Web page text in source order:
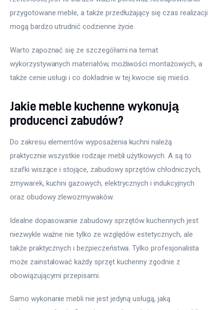
przygotowane meble, a także przedłużający się czas realizacji
mogą bardzo utrudnić codzienne życie.
Warto zapoznać się ze szczegółami na temat
wykorzystywanych materiałów, możliwości montażowych, a
także cenie usługi i co dokładnie w tej kwocie się mieści.
Jakie meble kuchenne wykonują
producenci zabudów?
Do zakresu elementów wyposażenia kuchni należą
praktycznie wszystkie rodzaje mebli użytkowych. A są to
szafki wiszące i stojące, zabudowy sprzętów chłodniczych,
zmywarek, kuchni gazowych, elektrycznych i indukcyjnych
oraz obudowy zlewozmywaków.
Idealne dopasowanie zabudowy sprzętów kuchennych jest
niezwykle ważne nie tylko ze względów estetycznych, ale
także praktycznych i bezpieczeństwa. Tylko profesjonalista
może zainstalować każdy sprzęt kuchenny zgodnie z
obowiązującymi przepisami.
Samo wykonanie mebli nie jest jedyną usługą, jaką